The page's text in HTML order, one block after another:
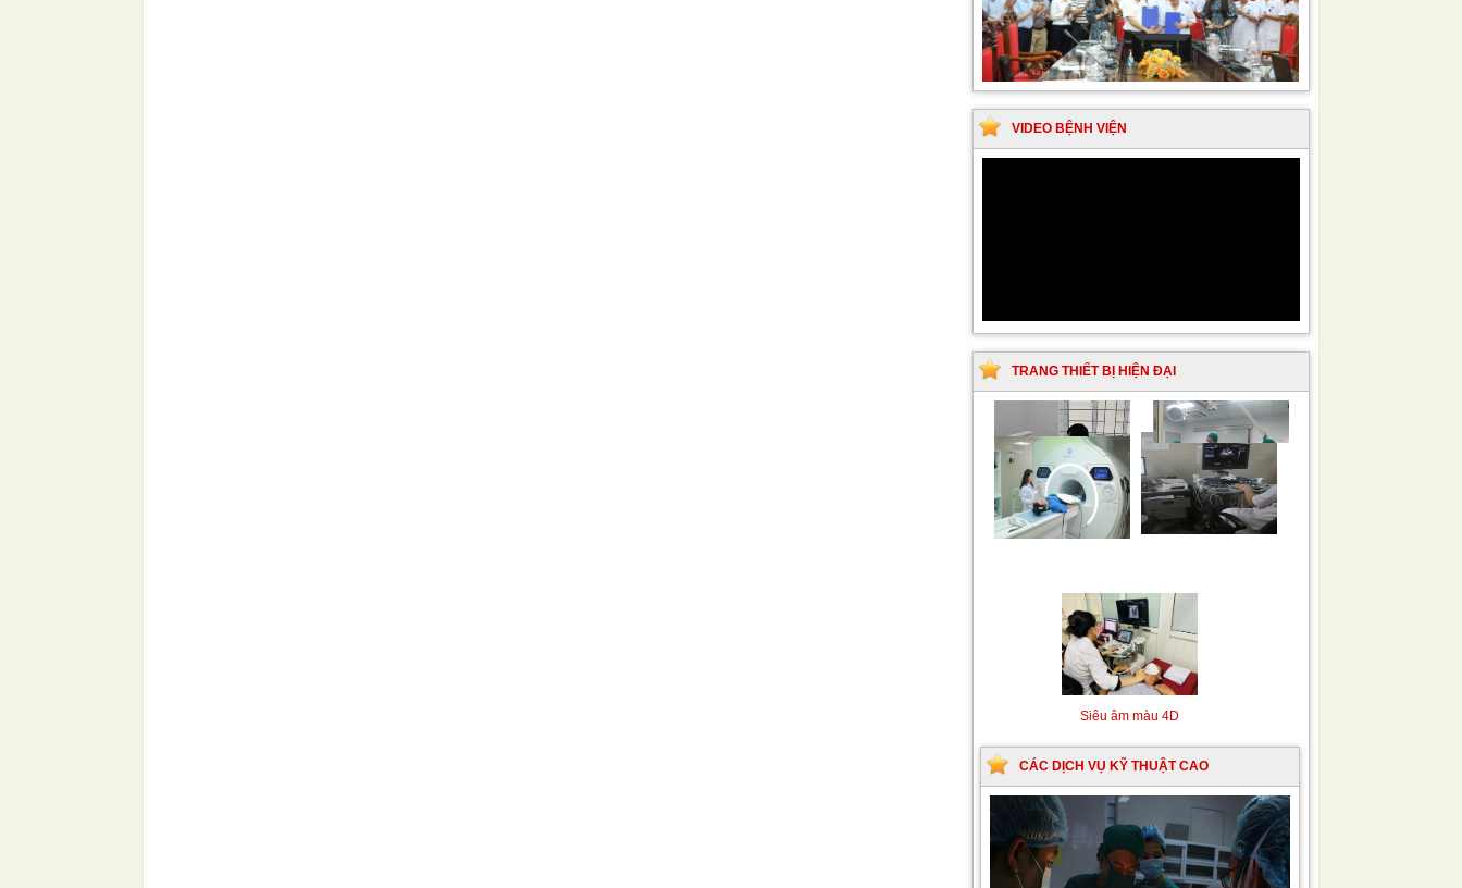
VIDEO BỆNH VIỆN
TRANG THIẾT BỊ HIỆN ĐẠI
Siêu âm Doppler xuyên
sọ
Kỹ thuật chụp mạch máu
não bằng hệ thống chụp
Siêu âm màu 4D
CÁC DỊCH VỤ KỸ THUẬT CAO